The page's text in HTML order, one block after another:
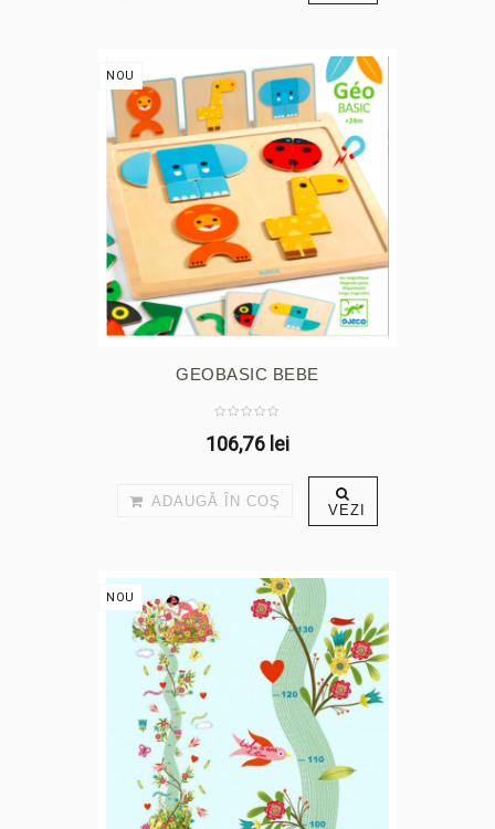
NOU
GEOBASIC BEBE
106,76 lei
ADAUGĂ ÎN COŞ VEZI
NOU